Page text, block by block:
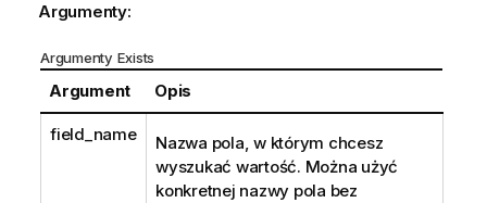
Argumenty:
Argumenty Exists
Argument Opis
field_name
Nazwa pola, w którym chcesz
wyszukać wartość. Można użyć
konkretnej nazwy pola bez